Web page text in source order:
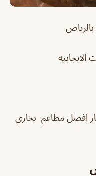
الايجابيه
افضل مطاعم بخاري